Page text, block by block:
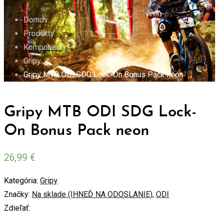
Domov
Produkty
Komponenty
Gripy
Gripy MTB ODI SDG Lock-On Bonus Pack neon
Gripy MTB ODI SDG Lock-
On Bonus Pack neon
26,99 €
Kategória: Gripy
Značky: Na sklade (IHNEĎ NA ODOSLANIE), ODI
Zdieľať: